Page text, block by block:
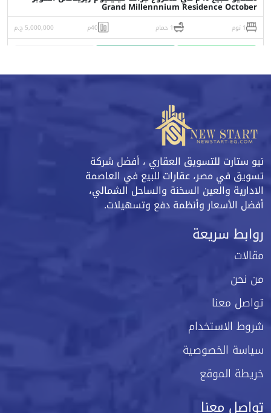
Grand Millennnium Residence October
1 نوم 1 حمام 40م 5,000,000 ج.م
نيو ستارت للتسويق العقاري ، أفضل شركة
تسويق في مصر، عقارات للبيع في العاصمة
الادارية والعين السخنة والساحل الشمالي،
أفضل الأسعار وأنظمة دفع وتسهيلات.
روابط سريعة
مقالات
من نحن
تواصل معنا
شروط الاستخدام
سياسة الخصوصية
خريطة الموقع
تواصل معنا